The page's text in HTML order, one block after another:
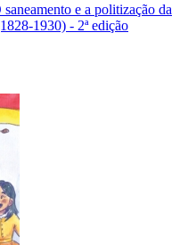
e a politização da
1930) - 2ª edição